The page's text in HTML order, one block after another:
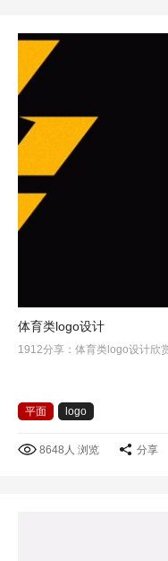
体育类logo设计
1912分享：体育类logo设计欣
平面 logo
8648人 浏览 分享